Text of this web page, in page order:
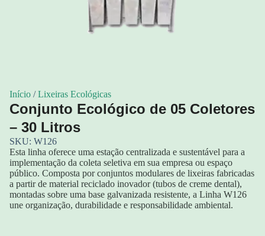
Início /Lixeiras Ecológicas
Conjunto Ecológico de 05 Coletores
– 30 Litros
SKU: W126
Esta linha oferece uma estação centralizada e sustentável para a
implementação da coleta seletiva em sua empresa ou espaço
público. Composta por conjuntos modulares de lixeiras fabricadas
a partir de material reciclado inovador (tubos de creme dental),
montadas sobre uma base galvanizada resistente, a Linha W126
une organização, durabilidade e responsabilidade ambiental.